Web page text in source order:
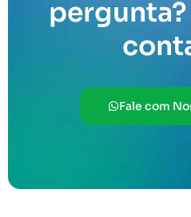
pergunta?
Fale com